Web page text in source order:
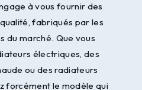
à vous fournir des
fabriqués par les
du marché. Que vous
électriques, des
ou des radiateurs
forcément le modèle qui